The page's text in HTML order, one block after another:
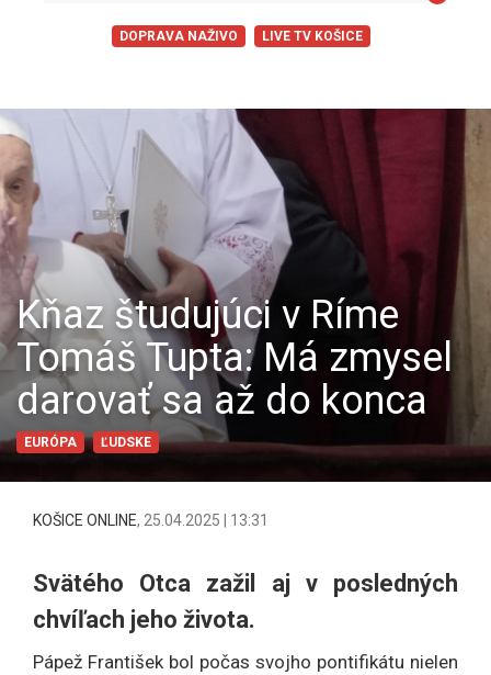
DOPRAVA NAŽIVO LIVE TV KOŠICE
Kňaz študujúci v Ríme
Tomáš Tupta: Má zmysel
darovať sa až do konca
EURÓPA ĽUDSKE
KOŠICE ONLINE, 25.04.2025 | 13:31
Svätého Otca zažil aj v posledných
chvíľach jeho života.
Pápež František bol počas svojho pontifikátu nielen